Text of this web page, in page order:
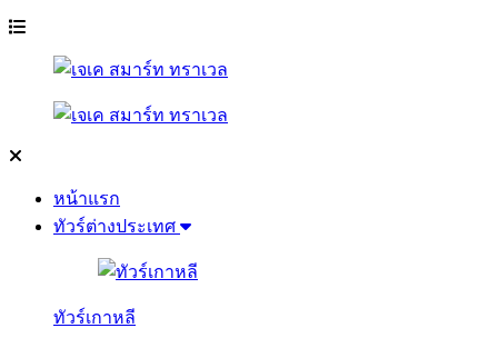
หน้าแรก
ทัวร์ต่างประเทศ
ทัวร์เกาหลี